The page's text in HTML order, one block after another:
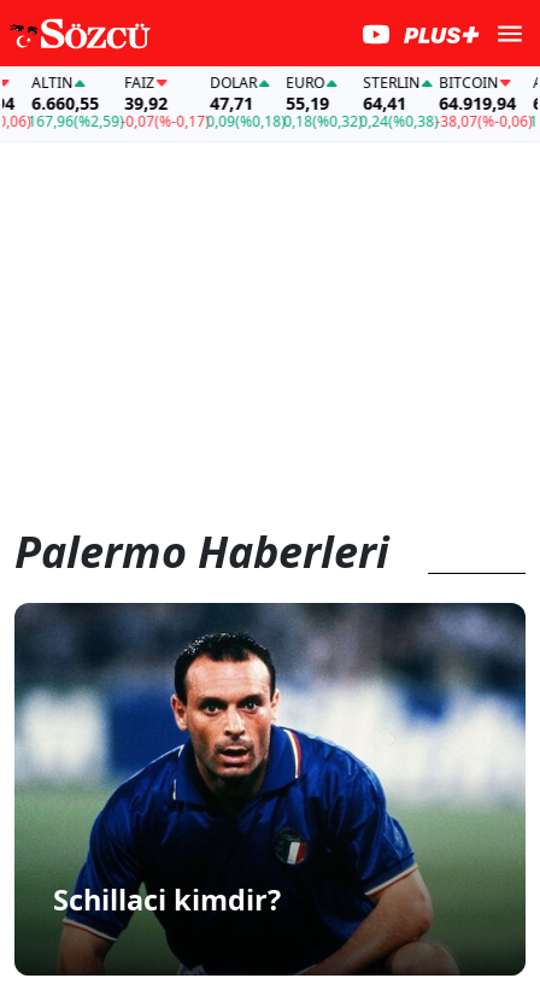
ALTIN
6.660,55
167,96(%2,59)
FAİZ
39,92
-0,07(%-0,17)
DOLAR
47,71
0,09(%0,18)
EURO
55,19
0,18(%0,32)
STERLIN
64,41
0,24(%0,38)
BITCOIN
64.919,94
-38,07(%-0,06)
Palermo Haberleri
Schillaci kimdir?